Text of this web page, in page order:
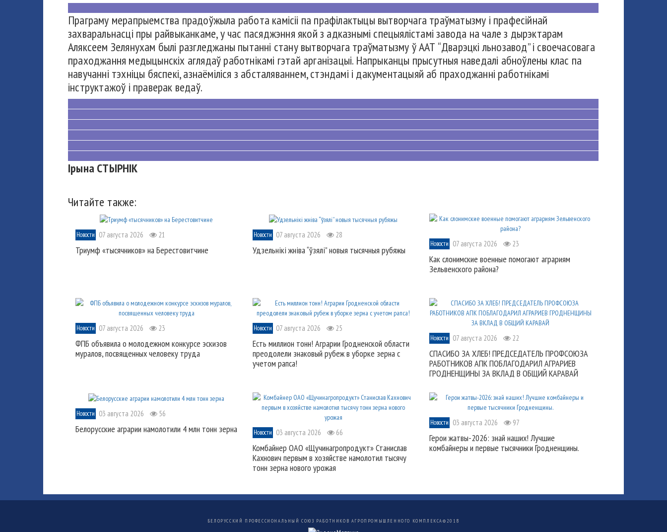
Праграму мерапрыемства прадоўжыла работа камісіі па прафілактыцы вытворчага траўматызму і прафесійнай
захваральнасці пры райвыканкаме, у час пасяджэння якой з адказнымі спецыялістамі завода на чале з дырэктарам
Аляксеем Зелянухам былі разгледжаны пытанні стану вытворчага траўматызму ў ААТ “Дварэцкі льнозавод” і своечасовага
праходжання медыцынскіх аглядаў работнікамі гэтай арганізацыі. Напрыканцы прысутныя наведалі абноўлены клас па
навучанні тэхніцы бяспекі, азнаёміліся з абсталяваннем, стэндамі і дакументацыяй аб праходжанні работнікамі
інструктажоў і праверак ведаў.
Ірына СТЫРНІК
Читайте также:
Новости 07 августа 2026 21
Триумф «тысячников» на Берестовитчине
Новости 07 августа 2026 28
Удзельнікі жніва “ўзялі” новыя тысячныя рубяжы
Новости 07 августа 2026 23
Как слонимские военные помогают аграриям
Зельвенского района?
Новости 07 августа 2026 23
ФПБ объявила о молодежном конкурсе эскизов
муралов, посвященных человеку труда
Новости 07 августа 2026 25
Есть миллион тонн! Аграрии Гродненской области
преодолели знаковый рубеж в уборке зерна с
учетом рапса!
Новости 07 августа 2026 22
СПАСИБО ЗА ХЛЕБ! ПРЕДСЕДАТЕЛЬ ПРОФСОЮЗА
РАБОТНИКОВ АПК ПОБЛАГОДАРИЛ АГРАРИЕВ
ГРОДНЕНЩИНЫ ЗА ВКЛАД В ОБЩИЙ КАРАВАЙ
Новости 03 августа 2026 56
Белорусские аграрии намолотили 4 млн тонн зерна Новости 03 августа 2026 66
Комбайнер ОАО «Щучинагропродукт» Станислав
Кахнович первым в хозяйстве намолотил тысячу
тонн зерна нового урожая
Новости 03 августа 2026 97
Герои жатвы-2026: знай наших! Лучшие
комбайнеры и первые тысячники Гродненщины.
БЕЛОРУССКИЙ ПРОФЕССИОНАЛЬНЫЙ СОЮЗ РАБОТНИКОВ АГРОПРОМЫШЛЕННОГО КОМПЛЕКСА© 2018